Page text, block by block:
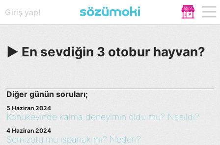
Giriş yap!
► En sevdiğin 3 otobur hayvan?
Diğer günün soruları;
5 Haziran 2024
Konukevinde kalma deneyimin oldu mu? Nasıldı?
4 Haziran 2024
Semizotu mu ıspanak mı? Neden?